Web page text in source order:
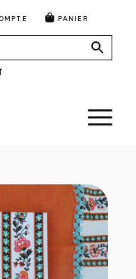
PANIER